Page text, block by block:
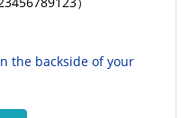
the backside of your